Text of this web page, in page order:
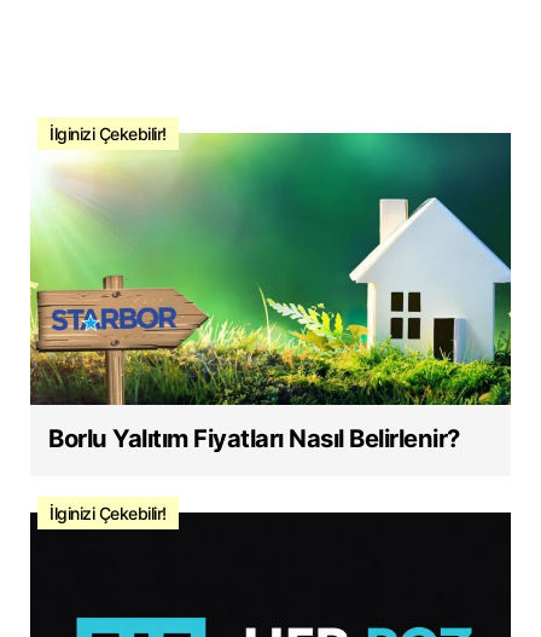
İlginizi Çekebilir!
Borlu Yalıtım Fiyatları Nasıl Belirlenir?
İlginizi Çekebilir!